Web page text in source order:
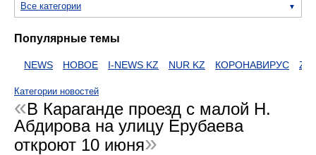
Все категории
Популярные темы
NEWS НОВОЕ I-NEWS KZ NUR KZ КОРОНАВИРУС
Категории новостей
В Караганде проезд с малой Н.
Абдирова на улицу Ерубаева
откроют 10 июня